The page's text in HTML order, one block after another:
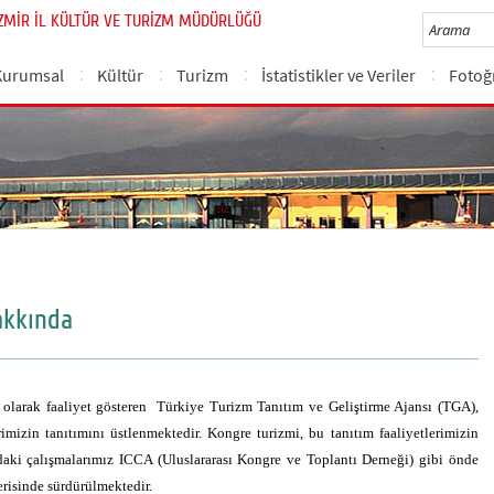
İL KÜLTÜR VE TURİZM MÜDÜRLÜĞÜ
Kültür Turizm İstatistikler ve Veriler
faaliyet gösteren Türkiye Turizm Tanıtım ve Geliştirme Ajansı (TGA),
tanıtımını üstlenmektedir. Kongre turizmi, bu tanıtım faaliyetlerimizin
çalışmalarımız ICCA (Uluslararası Kongre ve Toplantı Derneği) gibi önde
sürdürülmektedir.